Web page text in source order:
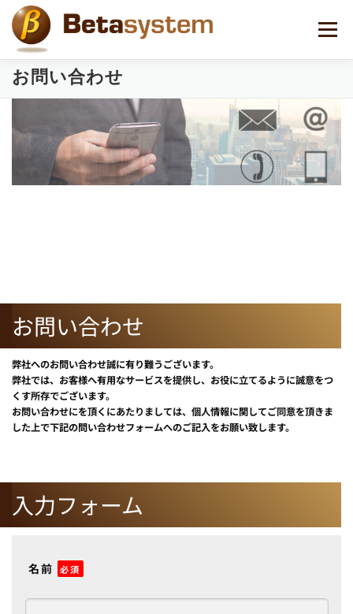
メニュー
お問い合わせ
お問い合わせ
弊社へのお問い合わせ誠に有り難うございます。
弊社では、お客様へ有用なサービスを提供し、お役に立てるように誠意をつ
くす所存でございます。
お問い合わせにを頂くにあたりましては、個人情報に関してご同意を頂きま
した上で下記の問い合わせフォームへのご記入をお願い致します。
入力フォーム
名前 必須